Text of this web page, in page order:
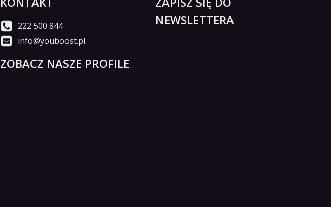
222 500 844
info@youboost.pl
ZOBACZ NASZE PROFILE
NEWSLETTERA